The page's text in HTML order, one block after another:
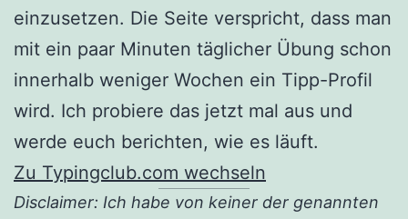
einzusetzen. Die Seite verspricht, dass man
mit ein paar Minuten täglicher Übung schon
innerhalb weniger Wochen ein Tipp-Profil
wird. Ich probiere das jetzt mal aus und
werde euch berichten, wie es läuft.
Zu Typingclub.com wechseln
Disclaimer: Ich habe von keiner der genannten